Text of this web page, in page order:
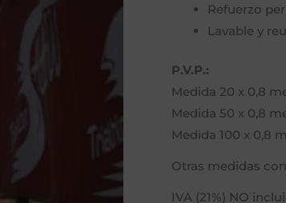
Refuerzo
Lavable y
P.V.P.:
Medida 20 x 0,8
Medida 50 x 0,8
Medida 100 x 0,8
Otras medidas
IVA (21%) NO